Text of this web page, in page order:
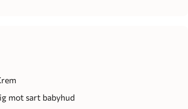
mot sart babyhud